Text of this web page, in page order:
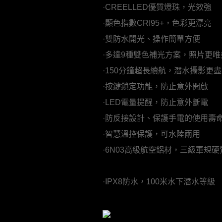
·CREELLED優質燈珠，光效強
·顯色指數CRI95+，色彩更漂亮
·雙防水開光、操作簡單方便
·多達9種雙色補光方案，照片更唯
·150分鐘超長續航，潛水攝影更
·按鍵鎖定功能，防止意外開啟
·LED電量提醒，防止意外斷電
·防反接設計、保護手電的使用壽
·智慧溫控保護，可水陸兩用
·6N03高級航空鋁材，三級軍規硬
·IPX8防水，100米水下潛水等級